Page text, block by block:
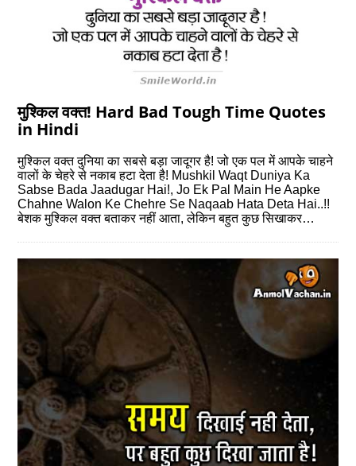
मुश्किल वक्त! Hard Bad Tough Time Quotes
in Hindi
मुश्किल वक्त दुनिया का सबसे बड़ा जादूगर है! जो एक पल में आपके चाहने
वालों के चेहरे से नकाब हटा देता है! Mushkil Waqt Duniya Ka
Sabse Bada Jaadugar Hai!, Jo Ek Pal Main He Aapke
Chahne Walon Ke Chehre Se Naqaab Hata Deta Hai..!!
बेशक मुश्किल वक्त बताकर नहीं आता, लेकिन बहुत कुछ सिखाकर…